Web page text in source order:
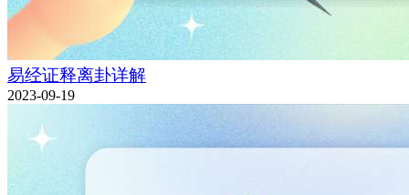
易经证释离卦详解
2023-09-19